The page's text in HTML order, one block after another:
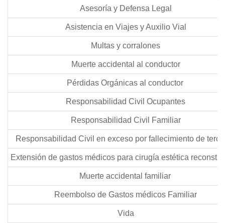
Asesoría y Defensa Legal
Asistencia en Viajes y Auxilio Vial
Multas y corralones
Muerte accidental al conductor
Pérdidas Orgánicas al conductor
Responsabilidad Civil Ocupantes
Responsabilidad Civil Familiar
Responsabilidad Civil en exceso por fallecimiento de
Extensión de gastos médicos para cirugía estética
Muerte accidental familiar
Reembolso de Gastos médicos Familiar
Vida